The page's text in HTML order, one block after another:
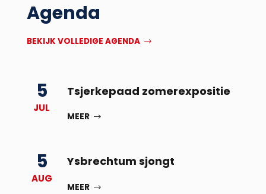
Agenda
BEKIJK VOLLEDIGE AGENDA
5
JUL
Tsjerkepaad zomerexpositie
MEER
5
AUG
Ysbrechtum sjongt
MEER